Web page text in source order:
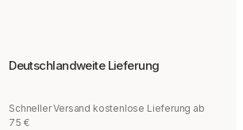
Deutschlandweite Lieferung
Schneller Versand kostenlose Lieferung ab
75 €